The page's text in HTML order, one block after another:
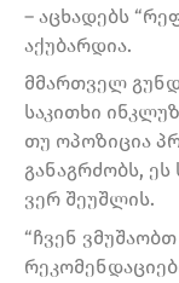
– აცხადებს
აქუბარდია.
მმართველ
საკითხი
თუ ოპოზიცია
განაგრძობს,
ვერ შეუშლის.
“ჩვენ